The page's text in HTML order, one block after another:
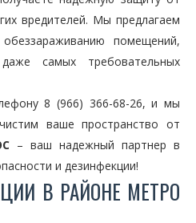
вредителей. Мы предлагаем
помещений,
самых требовательных
8 (966) 366-68-26, и мы
ваше пространство от
– ваш надежный партнер в
и дезинфекции!
В РАЙОНЕ МЕТРО